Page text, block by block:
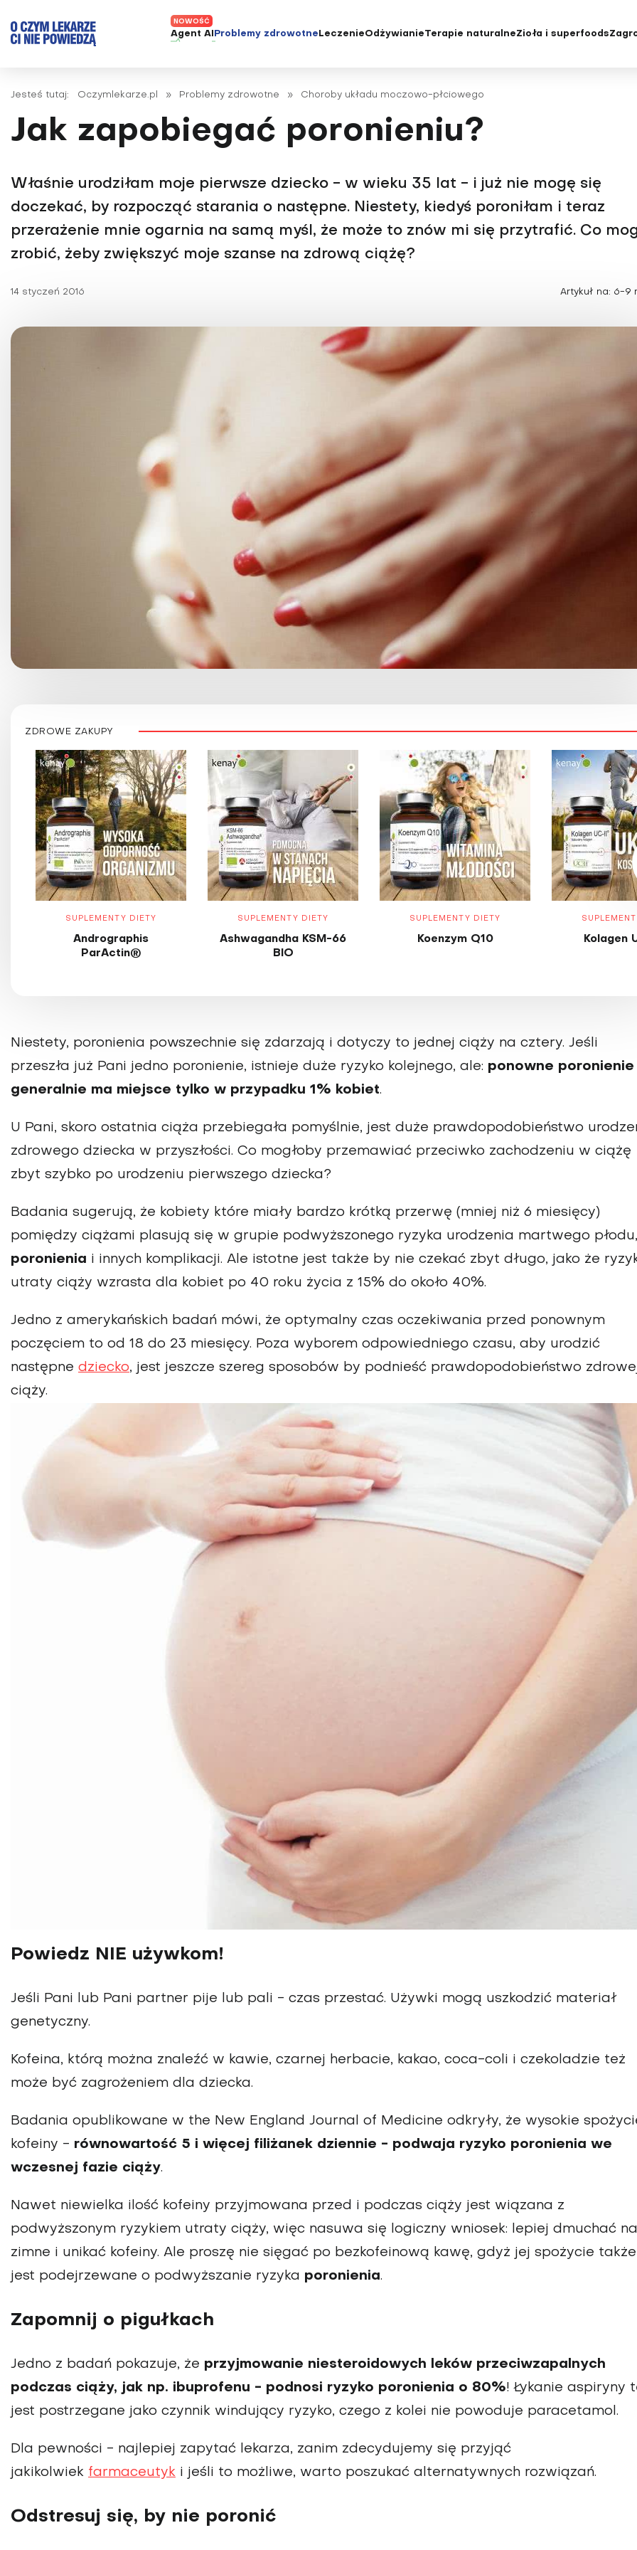
Agent AI Problemy zdrowotne
Astma
Autyzm
Borelioza
Celiakia
Choroba Alzheimera
Choroby kobiece
Choroby laryngologiczne
Choroby serca
Choroby układu moczowo-
płciowego
Choroby układu oddechowego
Choroby układu krążenia
Choroby zębów i dziąseł
Kości,
Menopauza
Nowotwory
Leczenie
Nowe metody leczenia
Prawa pacjenta
Odżywianie
Niedobory żywieniowe i
suplementacja
Terapie naturalneZioła i superfoods
Jesteś tutaj: Oczymlekarze.pl » Problemy zdrowotne » Choroby układu moczowo-płciowego
Jak zapobiegać poronieniu?
Właśnie urodziłam moje pierwsze dziecko - w wieku 35 lat - i już nie mogę się
doczekać, by rozpocząć starania o następne. Niestety, kiedyś poroniłam i teraz
przerażenie mnie ogarnia na samą myśl, że może to znów mi się przytrafić. Co
zrobić, żeby zwiększyć moje szanse na zdrową ciążę?
14 styczeń 2016 Artykuł na: 6-9
ZDROWE ZAKUPY
SUPLEMENTY DIETY
Andrographis
ParActin®
SUPLEMENTY DIETY
Ashwagandha KSM-66
BIO
SUPLEMENTY DIETY
Koenzym Q10 Kolagen
Niestety, poronienia powszechnie się zdarzają i dotyczy to jednej ciąży na cztery. Jeśli
przeszła już Pani jedno poronienie, istnieje duże ryzyko kolejnego, ale: ponowne poronienie
generalnie ma miejsce tylko w przypadku 1% kobiet.
U Pani, skoro ostatnia ciąża przebiegała pomyślnie, jest duże prawdopodobieństwo
zdrowego dziecka w przyszłości. Co mogłoby przemawiać przeciwko zachodzeniu w ciążę
zbyt szybko po urodzeniu pierwszego dziecka?
Badania sugerują, że kobiety które miały bardzo krótką przerwę (mniej niż 6 miesięcy)
pomiędzy ciążami plasują się w grupie podwyższonego ryzyka urodzenia martwego płodu,
poronienia i innych komplikacji. Ale istotne jest także by nie czekać zbyt długo, jako że
utraty ciąży wzrasta dla kobiet po 40 roku życia z 15% do około 40%.
Jedno z amerykańskich badań mówi, że optymalny czas oczekiwania przed ponownym
poczęciem to od 18 do 23 miesięcy. Poza wyborem odpowiedniego czasu, aby urodzić
następne dziecko, jest jeszcze szereg sposobów by podnieść prawdopodobieństwo
ciąży.
Powiedz NIE używkom!
Jeśli Pani lub Pani partner pije lub pali - czas przestać. Używki mogą uszkodzić materiał
genetyczny.
Kofeina, którą można znaleźć w kawie, czarnej herbacie, kakao, coca-coli i czekoladzie też
może być zagrożeniem dla dziecka.
Badania opublikowane w the New England Journal of Medicine odkryły, że wysokie
kofeiny - równowartość 5 i więcej filiżanek dziennie - podwaja ryzyko poronienia we
wczesnej fazie ciąży.
Nawet niewielka ilość kofeiny przyjmowana przed i podczas ciąży jest wiązana z
podwyższonym ryzykiem utraty ciąży, więc nasuwa się logiczny wniosek: lepiej dmuchać na
zimne i unikać kofeiny. Ale proszę nie sięgać po bezkofeinową kawę, gdyż jej spożycie także
jest podejrzewane o podwyższanie ryzyka poronienia.
Zapomnij o pigułkach
Jedno z badań pokazuje, że przyjmowanie niesteroidowych leków przeciwzapalnych
podczas ciąży, jak np. ibuprofenu - podnosi ryzyko poronienia o 80%! Łykanie aspiryny
jest postrzegane jako czynnik windujący ryzyko, czego z kolei nie powoduje paracetamol.
Dla pewności - najlepiej zapytać lekarza, zanim zdecydujemy się przyjąć
jakikolwiek farmaceutyk i jeśli to możliwe, warto poszukać alternatywnych rozwiązań.
Odstresuj się, by nie poronić